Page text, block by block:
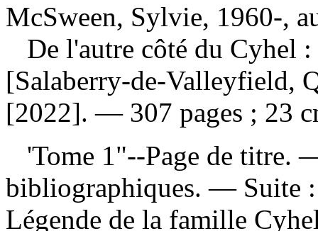
McSween, Sylvie, 1960-,
De l'autre côté du Cyhel
[Salaberry-de-Valleyfield,
[2022]. — 307 pages ; 23
'Tome 1"--Page de titre.
bibliographiques. — Suite
Légende de la famille